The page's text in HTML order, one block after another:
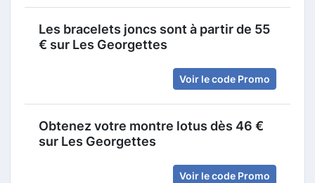
Les bracelets joncs sont à partir de 55
€ sur Les Georgettes
Voir le code Promo
Obtenez votre montre lotus dès 46 €
sur Les Georgettes
Voir le code Promo